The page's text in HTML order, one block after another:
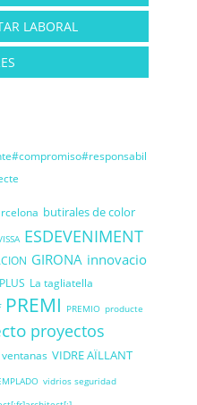
LABORAL
butirales de color
ESDEVENIMENT
GIRONA innovacio
La tagliatella
PREMI PREMIO producte
proyectos
ventanas VIDRE AÏLLANT
vidrios seguridad